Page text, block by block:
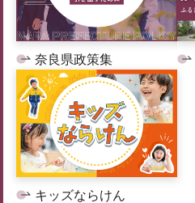
奈良県政策集
キッズならけん